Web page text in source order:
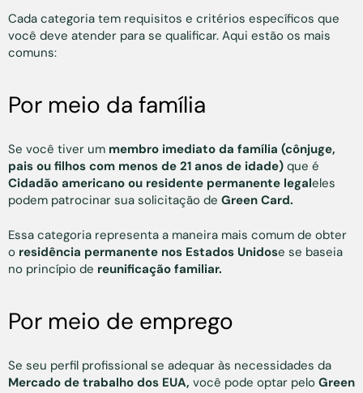
Cada categoria tem requisitos e critérios específicos que
você deve atender para se qualificar. Aqui estão os mais
comuns:
Por meio da família
Se você tiver um membro imediato da família (cônjuge,
pais ou filhos com menos de 21 anos de idade) que é
Cidadão americano ou residente permanente legaleles
podem patrocinar sua solicitação de Green Card.
Essa categoria representa a maneira mais comum de obter
o residência permanente nos Estados Unidose se baseia
no princípio de reunificação familiar.
Por meio de emprego
Se seu perfil profissional se adequar às necessidades da
Mercado de trabalho dos EUA, você pode optar pelo Green